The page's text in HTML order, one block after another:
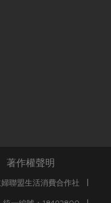
著作權聲明
聯盟生活消費合作社 |